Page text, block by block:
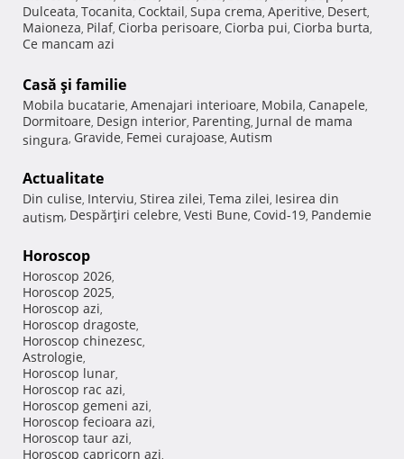
Dulceata, Tocanita, Cocktail, Supa crema, Aperitive, Desert,
Maioneza, Pilaf, Ciorba perisoare, Ciorba pui, Ciorba burta,
Ce mancam azi
Casă şi familie
Mobila bucatarie, Amenajari interioare, Mobila, Canapele,
Dormitoare, Design interior, Parenting, Jurnal de mama
singura, Gravide, Femei curajoase, Autism
Actualitate
Din culise, Interviu, Stirea zilei, Tema zilei, Iesirea din
autism, Despărţiri celebre, Vesti Bune, Covid-19, Pandemie
Horoscop
Horoscop 2026,
Horoscop 2025,
Horoscop azi,
Horoscop dragoste,
Horoscop chinezesc,
Astrologie,
Horoscop lunar,
Horoscop rac azi,
Horoscop gemeni azi,
Horoscop fecioara azi,
Horoscop taur azi,
Horoscop capricorn azi,